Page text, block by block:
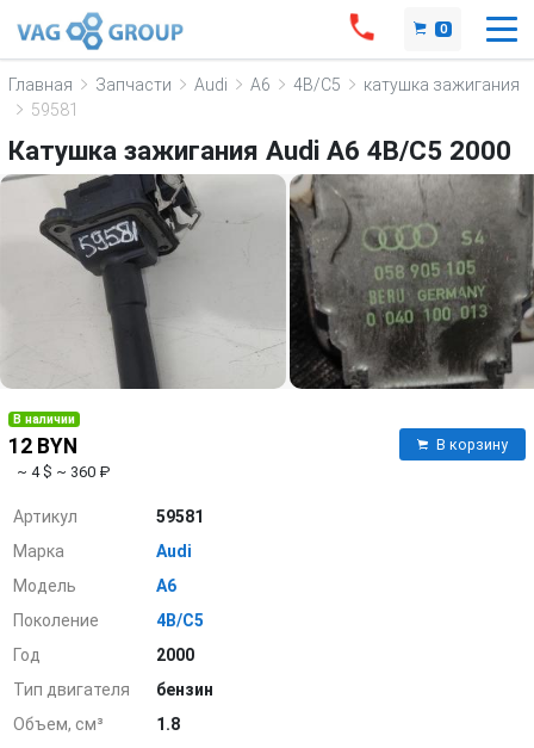
0
Главная Запчасти Audi A6 4B/C5
катушка зажигания
59581
Катушка зажигания Audi A6 4B/C5 2000
В наличии
12 BYN
~ 4 $ ~ 360 ₽
В корзину
Артикул
59581
Марка
Audi
Модель
A6
Поколение
4B/C5
Год
2000
Тип двигателя
бензин
Объем, см³
1.8